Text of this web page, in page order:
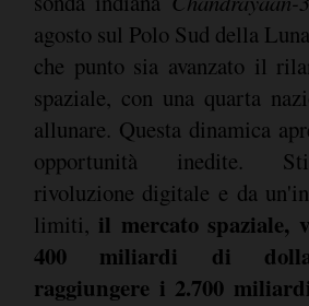
agosto sul Polo Sud della
che punto sia avanzato il
spaziale, con una quarta
allunare. Questa dinamica
opportunità inedite.
rivoluzione digitale e da
limiti, il mercato spaziale,
400 miliardi di
raggiungere i 2.700